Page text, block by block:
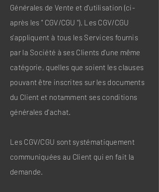
Générales de Vente et d'utilisation (ci-
après les " CGV/CGU "). Les CGV/CGU
s'appliquent à tous les Services fournis
par la Société à ses Clients d'une même
catégorie, quelles que soient les clauses
pouvant être inscrites sur les documents
du Client et notamment ses conditions
générales d'achat.
Les CGV/CGU sont systématiquement
communiquées au Client qui en fait la
demande.